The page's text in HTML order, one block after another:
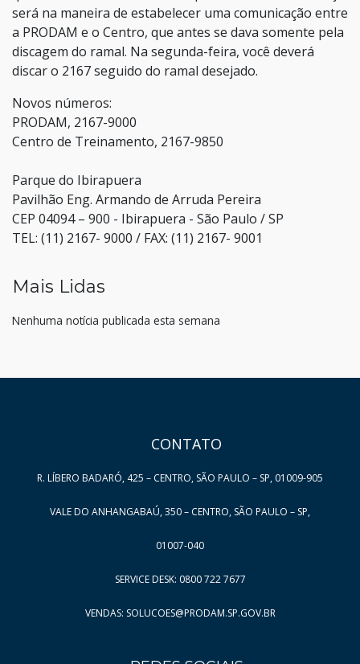
será na maneira de estabelecer uma comunicação entre
a PRODAM e o Centro, que antes se dava somente pela
discagem do ramal. Na segunda-feira, você deverá
discar o 2167 seguido do ramal desejado.
Novos números:
PRODAM, 2167-9000
Centro de Treinamento, 2167-9850
Parque do Ibirapuera
Pavilhão Eng. Armando de Arruda Pereira
CEP 04094 – 900 - Ibirapuera - São Paulo / SP
TEL: (11) 2167- 9000 / FAX: (11) 2167- 9001
Mais Lidas
Nenhuma notícia publicada esta semana
CONTATO
R. LÍBERO BADARÓ, 425 – CENTRO, SÃO PAULO – SP, 01009-905
VALE DO ANHANGABAÚ, 350 – CENTRO, SÃO PAULO – SP,
01007-040
SERVICE DESK: 0800 722 7677
VENDAS: SOLUCOES@PRODAM.SP.GOV.BR